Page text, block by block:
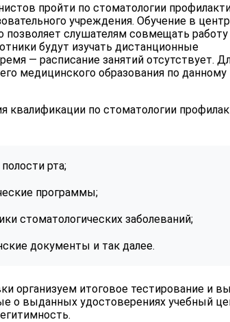
пройти по стоматологии
учреждения. Обучение в
слушателям совмещать работу
будут изучать дистанционные
— расписание занятий отсутствует.
медицинского образования по данному
по стоматологии
рта;
программы;
стоматологических заболеваний;
документы и так далее.
организуем итоговое тестирование и
о выданных удостоверениях учебный